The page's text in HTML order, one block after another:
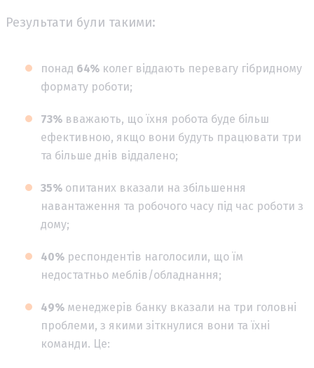
Результати були такими:
понад 64% колег віддають перевагу гібридному
формату роботи;
73% вважають, що їхня робота буде більш
ефективною, якщо вони будуть працювати три
та більше днів віддалено;
35% опитаних вказали на збільшення
навантаження та робочого часу під час роботи з
дому;
40% респондентів наголосили, що їм
недостатньо меблів/обладнання;
49% менеджерів банку вказали на три головні
проблеми, з якими зіткнулися вони та їхні
команди. Це: